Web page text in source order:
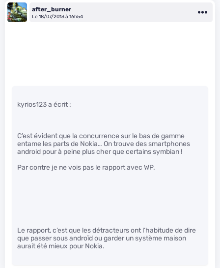
after_burner
Le 18/07/2013 à 16h54
kyrios123 a écrit :
C’est évident que la concurrence sur le bas de gamme
entame les parts de Nokia… On trouve des smartphones
android pour à peine plus cher que certains symbian !
Par contre je ne vois pas le rapport avec WP.
Le rapport, c’est que les détracteurs ont l’habitude de dire
que passer sous androïd ou garder un système maison
aurait été mieux pour Nokia.